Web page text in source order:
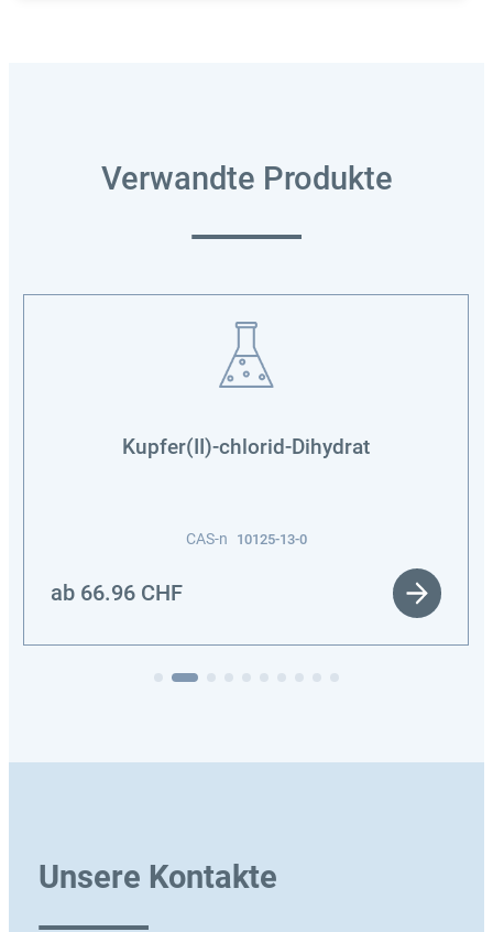
Verwandte Produkte
Kupfer(II)-chlorid-Dihydrat
CAS-n 10125-13-0
ab 66.96 CHF
Unsere Kontakte